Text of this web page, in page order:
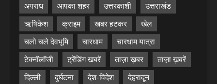
अपराध
आपका शहर उत्तरकाशी
उत्तराखंड
ऋषिकेश
क्राइम खबर हटकर
खेल
चलो चले देवभूमि
चारधाम
चारधाम यात्रा
टेक्नॉलॉजी
ट्रेंडिंग खबरें ताज़ा ख़बर
ताज़ा ख़बरें
दिल्ली
दुर्घटना देश-विदेश
देहरादून